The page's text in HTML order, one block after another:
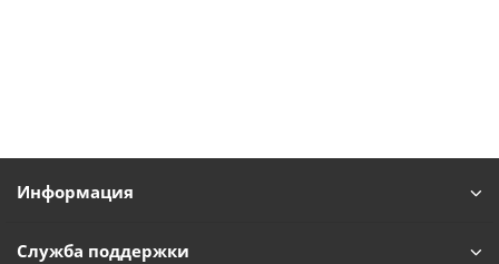
Информация
Служба поддержки